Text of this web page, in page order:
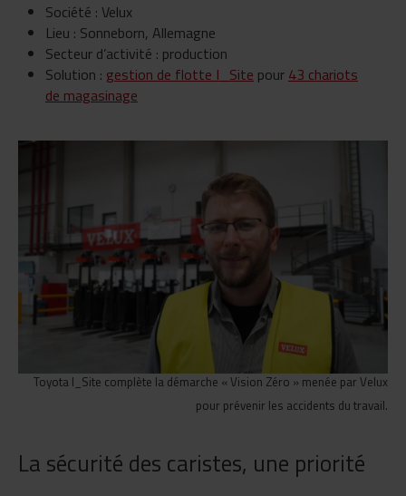
Société : Velux
Lieu : Sonneborn, Allemagne
Secteur d’activité : production
Solution : gestion de flotte I_Site pour 43 chariots
de magasinage
Toyota I_Site complète la démarche « Vision Zéro » menée par Velux
pour prévenir les accidents du travail.
La sécurité des caristes, une priorité